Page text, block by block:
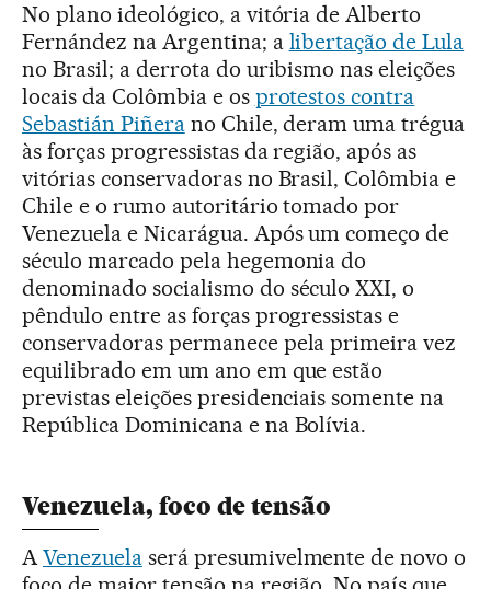
No plano ideológico, a vitória de Alberto
Fernández na Argentina; a libertação de Lula
no Brasil; a derrota do uribismo nas eleições
locais da Colômbia e os protestos contra
Sebastián Piñerano Chile, deram uma trégua
às forças progressistas da região, após as
vitórias conservadoras no Brasil, Colômbia e
Chile e o rumo autoritário tomado por
Venezuela e Nicarágua. Após um começo de
século marcado pela hegemonia do
denominado socialismo do século XXI, o
pêndulo entre as forças progressistas e
conservadoras permanece pela primeira vez
equilibrado em um ano em que estão
previstas eleições presidenciais somente na
República Dominicana e na Bolívia.
Venezuela, foco de tensão
AVenezuelaserá presumivelmente de novo o